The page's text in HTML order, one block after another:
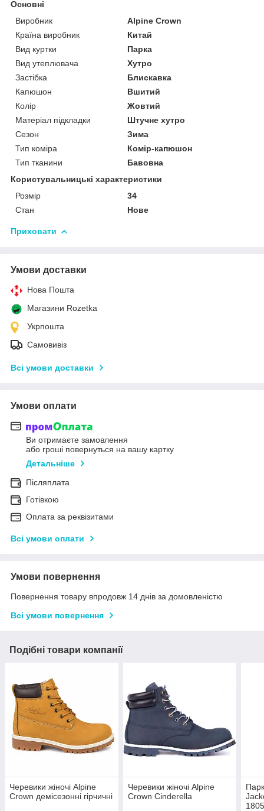
Основні
Виробник
Alpine Crown
Країна виробник
Китай
Вид куртки
Парка
Вид утеплювача
Хутро
Застібка
Блискавка
Капюшон
Вшитий
Колір
Жовтий
Матеріал підкладки
Штучне хутро
Сезон
Зима
Тип коміра
Комір-капюшон
Тип тканини
Бавовна
Користувальницькі характеристики
Розмір
34
Стан
Нове
Приховати
Умови доставки
Нова Пошта
Магазини Rozetka
Укрпошта
Самовивіз
Всі умови доставки
Умови оплати
Ви отримаєте замовлення
або гроші повернуться на вашу картку
Детальніше
Післяплата
Готівкою
Оплата за реквізитами
Всі умови оплати
Умови повернення
Повернення товару впродовж 14 днів за домовленістю
Всі умови повернення
Подібні товари компанії
Черевики жіночі Alpine
Crown демісезонні гірчичні
Черевики жіночі Alpine
Crown Cinderella